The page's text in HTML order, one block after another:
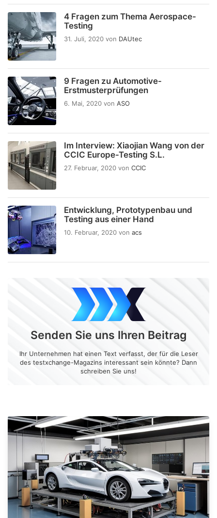
4 Fragen zum Thema Aerospace-
Testing
31. Juli, 2020 von DAUtec
9 Fragen zu Automotive-
Erstmusterprüfungen
6. Mai, 2020 von ASO
Im Interview: Xiaojian Wang von der
CCIC Europe-Testing S.L.
27. Februar, 2020 von CCIC
Entwicklung, Prototypenbau und
Testing aus einer Hand
10. Februar, 2020 von acs
Senden Sie uns Ihren Beitrag
Ihr Unternehmen hat einen Text verfasst, der für die Leser
des testxchange-Magazins interessant sein könnte? Dann
schreiben Sie uns!